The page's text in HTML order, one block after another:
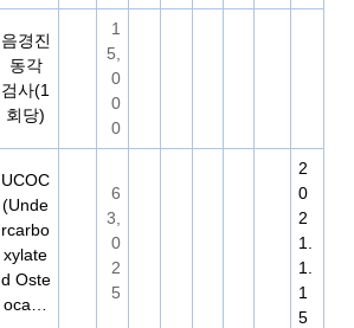
음경진
동각
검사(1
회당)
1
5,
0
0
0
UCOC
(Unde
rcarbo
xylate
d Oste
oca…
6
3,
0
2
5
2
0
2
1.
1.
1
5